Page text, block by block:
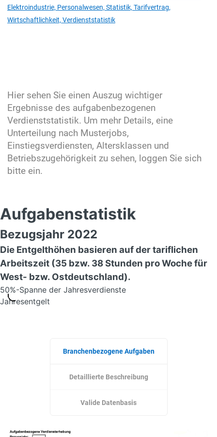
Elektroindustrie, Personalwesen,Statistik,Tarifvertrag,
Wirtschaftlichkeit,Verdienststatistik
Hier sehen Sie einen Auszug wichtiger
Ergebnisse des aufgabenbezogenen
Verdienststatistik. Um mehr Details, eine
Unterteilung nach Musterjobs,
Einstiegsverdiensten, Altersklassen und
Betriebszugehörigkeit zu sehen, loggen Sie sich
bitte ein.
Branchenbezogene Aufgaben
Detaillierte Beschreibung
Valide Datenbasis